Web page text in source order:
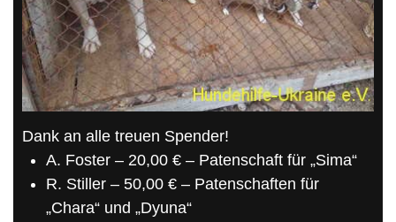
Dank an alle treuen Spender!
A. Foster – 20,00 € – Patenschaft für „Sima“
R. Stiller – 50,00 € – Patenschaften für
„Chara“ und „Dyuna“